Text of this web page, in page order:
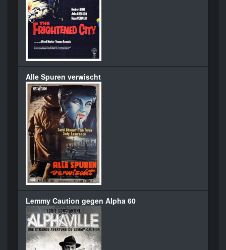
Alle Spuren verwischt
Lemmy Caution gegen Alpha 60